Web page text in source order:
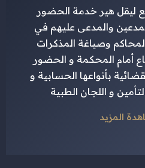
ليقل هير خدمة الحضور
والمدعى عليهم في
وصياغة المذكرات
أمام المحكمة و الحضور
بأنواعها الحسابية و
و اللجان الطبية
المزيد